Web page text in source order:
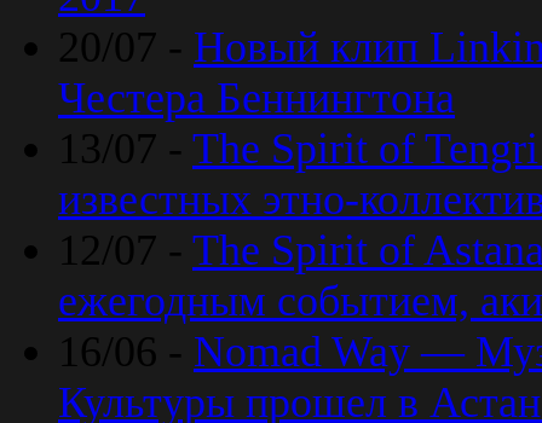
20/07 - Новый клип Linkin
Честера Беннингтона
13/07 - The Spirit of Tengri
известных этно-
12/07 - The Spirit of
ежегодным событием,
16/06 - Nomad Way —
Культуры прошел в